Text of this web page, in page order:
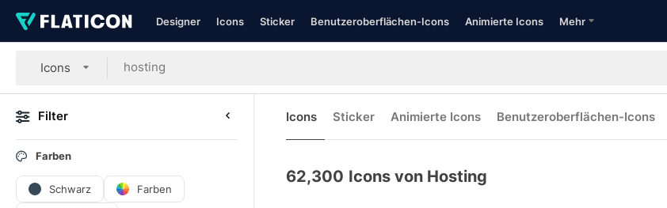
Designer Icons Sticker Benutzeroberflächen-Icons Animierte Icons Mehr
Icons
Filter
Farben
Schwarz Farben
Icons Sticker Animierte Icons Benutzeroberflächen-Icons
62,300 Icons von Hosting